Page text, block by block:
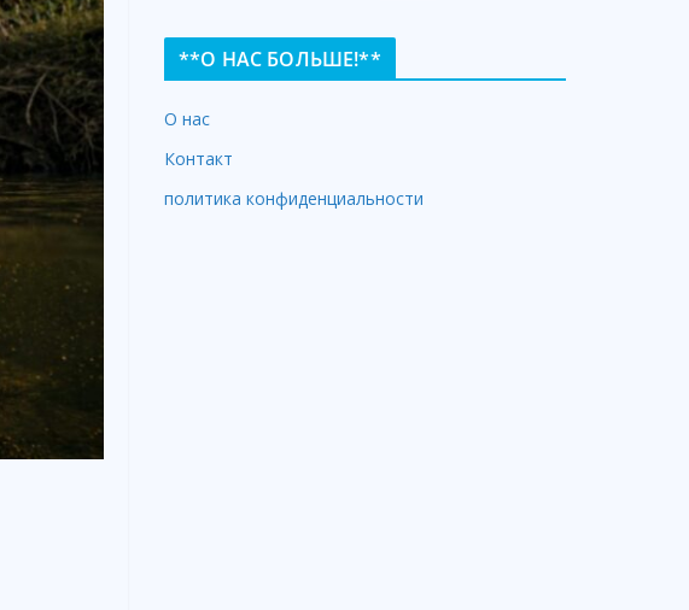
**О НАС БОЛЬШЕ!**
О нас
Контакт
политика конфиденциальности